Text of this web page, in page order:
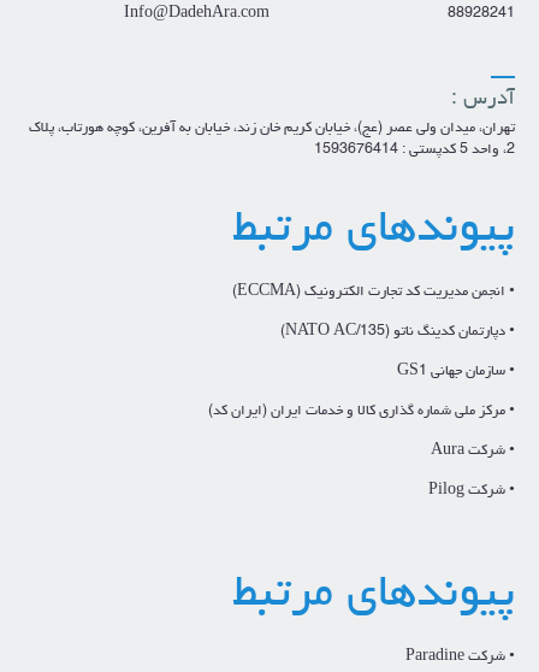
88928241
Info@DadehAra.com
آدرس :
تهران، میدان ولی عصر (عج)، خیابان کریم خان زند، خیابان به آفرین، کوچه هورتاب، پلاک
2، واحد 5 کدپستی : 1593676414
پیوندهای مرتبط
• انجمن مدیریت کد تجارت الکترونیک (ECCMA)
• دپارتمان کدینگ ناتو (NATO AC/135)
• سازمان جهانی GS1
• مرکز ملی شماره گذاری کالا و خدمات ایران (ایران کد)
• شرکت Aura
• شرکت Pilog
پیوندهای مرتبط
• شرکت Paradine